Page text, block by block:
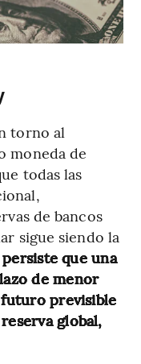
torno al
moneda de
todas las
de bancos
sigue siendo la
que una
de menor
previsible
global,